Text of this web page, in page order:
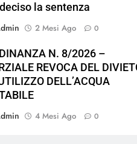
la sentenza
2 Mesi Ago 0
N. 8/2026 –
REVOCA DEL
DELL’ACQUA
4 Mesi Ago 0